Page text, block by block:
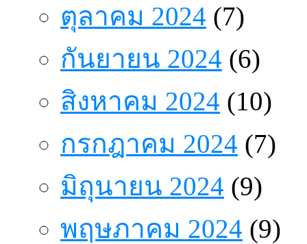
ตุลาคม 2024 (7)
กันยายน 2024 (6)
สิงหาคม 2024 (10)
กรกฎาคม 2024 (7)
มิถุนายน 2024 (9)
พฤษภาคม 2024 (9)